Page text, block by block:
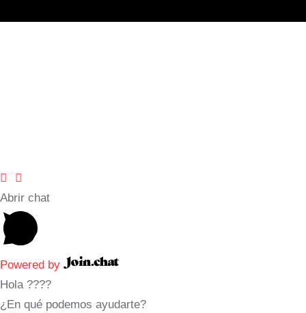
Abrir chat
Powered by
Hola ????
¿En qué podemos ayudarte?